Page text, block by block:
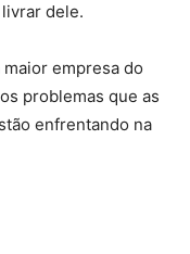
dele.
empresa do
problemas que as
enfrentando na